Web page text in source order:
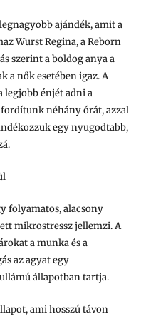
ajándék, amit a
Wurst Regina, a Reborn
szerint a boldog anya a
a nők esetében igaz. A
legjobb énjét adni a
néhány órát, azzal
egy nyugodtabb,
folyamatos, alacsony
mikrostressz jellemzi. A
a munka és a
az agyat egy
állapotban tartja.
ami hosszú távon